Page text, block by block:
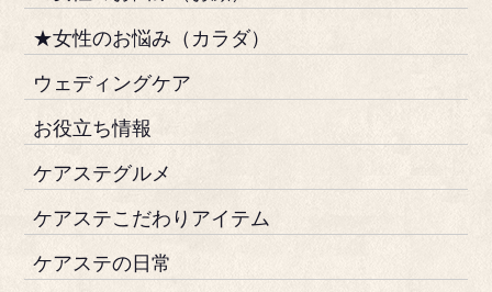
★女性のお悩み（カラダ）
ウェディングケア
お役立ち情報
ケアステグルメ
ケアステこだわりアイテム
ケアステの日常